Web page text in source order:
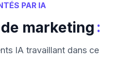
PAR IA
marketing :
IA travaillant dans ce